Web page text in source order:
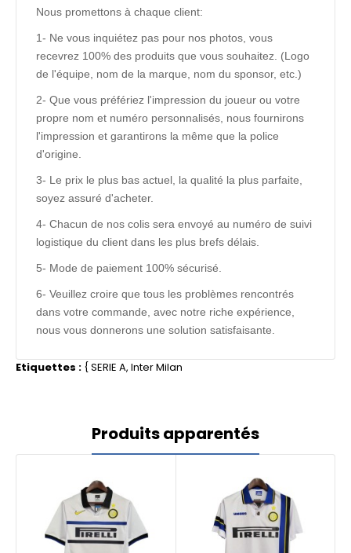
Nous promettons à chaque client:
1- Ne vous inquiétez pas pour nos photos, vous
recevrez 100% des produits que vous souhaitez. (Logo
de l'équipe, nom de la marque, nom du sponsor, etc.)
2- Que vous préfériez l'impression du joueur ou votre
propre nom et numéro personnalisés, nous fournirons
l'impression et garantirons la même que la police
d'origine.
3- Le prix le plus bas actuel, la qualité la plus parfaite,
soyez assuré d'acheter.
4- Chacun de nos colis sera envoyé au numéro de suivi
logistique du client dans les plus brefs délais.
5- Mode de paiement 100% sécurisé.
6- Veuillez croire que tous les problèmes rencontrés
dans votre commande, avec notre riche expérience,
nous vous donnerons une solution satisfaisante.
Etiquettes : {SERIE A, Inter Milan
Produits apparentés